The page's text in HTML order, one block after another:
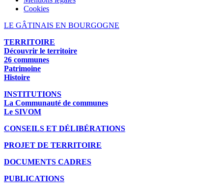
Cookies
LE GÂTINAIS EN BOURGOGNE
TERRITOIRE
Découvrir le territoire
26 communes
Patrimoine
Histoire
INSTITUTIONS
La Communauté de communes
Le SIVOM
CONSEILS ET DÉLIBÉRATIONS
PROJET DE TERRITOIRE
DOCUMENTS CADRES
PUBLICATIONS